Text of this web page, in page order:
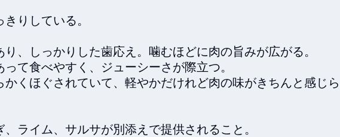
りしている。
、しっかりした歯応え。噛むほどに肉の旨みが広がる。
て食べやすく、ジューシーさが際立つ。
くほぐされていて、軽やかだけれど肉の味がきちんと感じ
ライム、サルサが別添えで提供されること。